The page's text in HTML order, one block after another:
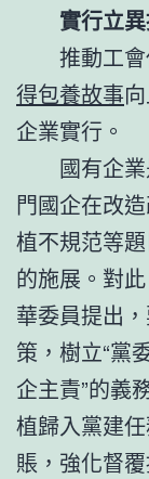
實行立
推動工
得包養故事
企業實行。
國有企
門國企在改
植不規范等
的施展。對
華委員提出
策，樹立“黨
企主責”的義
植歸入黨建
賬，強化督